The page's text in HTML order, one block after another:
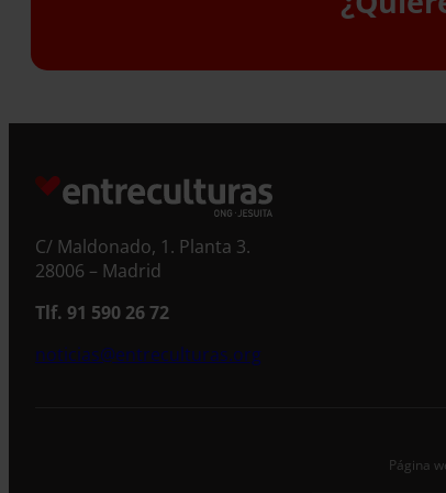
C/ Maldonado, 1. Planta 3.
28006 – Madrid
Tlf. 91 590 26 72
noticias@entreculturas.org
Página